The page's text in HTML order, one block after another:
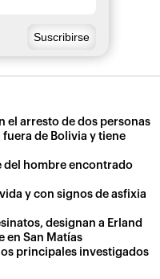
el arresto de dos personas
de Bolivia y tiene
del hombre encontrado
y con signos de asfixia
designan a Erland
en San Matías
principales investigados